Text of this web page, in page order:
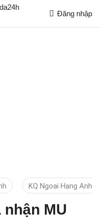
Đăng nhập
KQ Ngoại Hạng Anh
MU